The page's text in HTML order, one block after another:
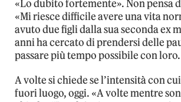
«Lo dubito fortemente». Non pensa
«Mi riesce difficile avere una vita
avuto due figli dalla sua seconda ex
anni ha cercato di prendersi delle
passare più tempo possibile con loro.
A volte si chiede se l’intensità con
fuori luogo, oggi. «A volte mentre